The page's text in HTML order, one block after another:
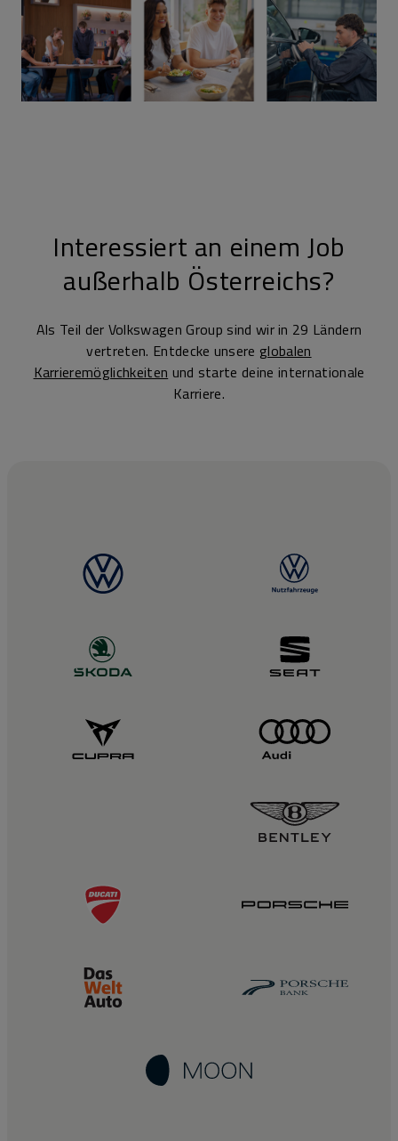
Interessiert an einem Job
außerhalb Österreichs?
Als Teil der Volkswagen Group sind wir in 29 Ländern
vertreten. Entdecke unsere globalen
Karrieremöglichkeiten und starte deine internationale
Karriere.